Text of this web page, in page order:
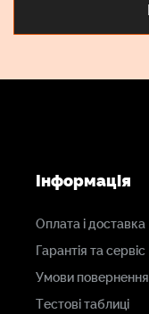
Інформація
Оплата і доставка
Гарантія та сервіс
Умови повернення
Тестові таблиці